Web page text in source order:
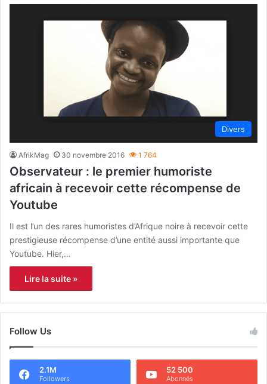
Divers
AfrikMag 30 novembre 2016 1 764
Observateur : le premier humoriste
africain à recevoir cette récompense de
Youtube
Il est l’un des rares humoristes d’Afrique noire à recevoir cette
prestigieuse récompense d’une entité aussi importante que
Youtube. Hier,…
Lire la suite »
Follow Us
2.1M
Followers
52 500
Abonnés